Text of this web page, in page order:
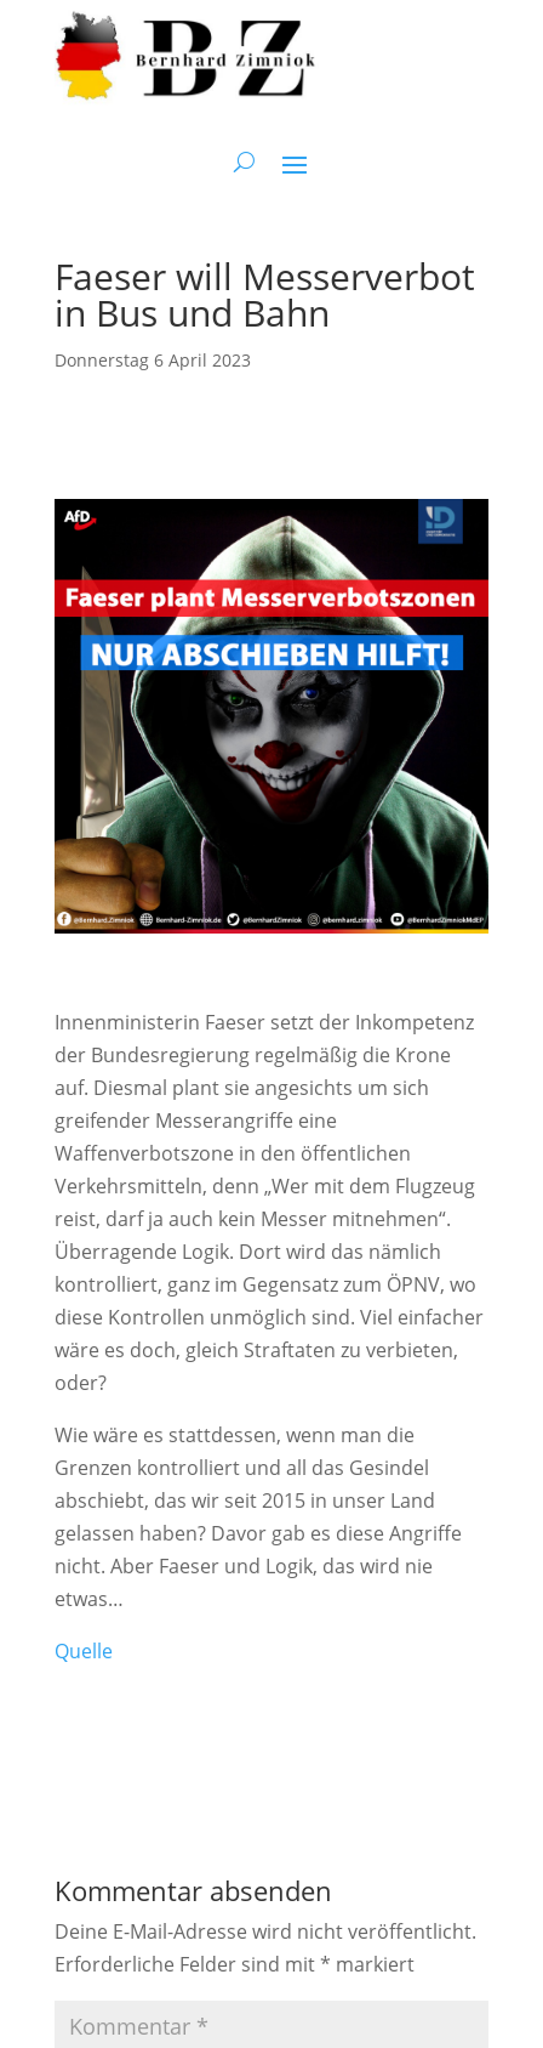
Faeser will Messerverbot
in Bus und Bahn
Donnerstag 6 April 2023
Innenministerin Faeser setzt der Inkompetenz
der Bundesregierung regelmäßig die Krone
auf. Diesmal plant sie angesichts um sich
greifender Messerangriffe eine
Waffenverbotszone in den öffentlichen
Verkehrsmitteln, denn „Wer mit dem Flugzeug
reist, darf ja auch kein Messer mitnehmen“.
Überragende Logik. Dort wird das nämlich
kontrolliert, ganz im Gegensatz zum ÖPNV, wo
diese Kontrollen unmöglich sind. Viel einfacher
wäre es doch, gleich Straftaten zu verbieten,
oder?
Wie wäre es stattdessen, wenn man die
Grenzen kontrolliert und all das Gesindel
abschiebt, das wir seit 2015 in unser Land
gelassen haben? Davor gab es diese Angriffe
nicht. Aber Faeser und Logik, das wird nie
etwas…
Quelle
Kommentar absenden
Deine E-Mail-Adresse wird nicht veröffentlicht.
Erforderliche Felder sind mit* markiert